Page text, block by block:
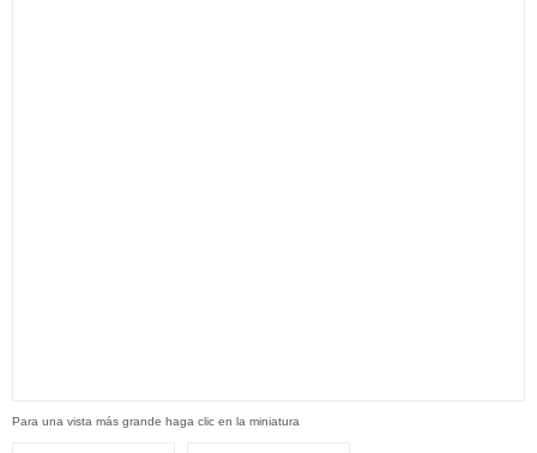
Para una vista más grande haga clic en la miniatura